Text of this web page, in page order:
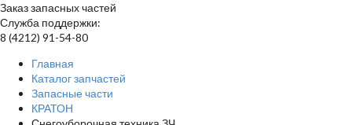
Заказ запасных частей
Служба поддержки:
8 (4212) 91-54-80
Главная
Каталог запчастей
Запасные части
КРАТОН